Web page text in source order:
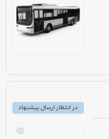
در انتظار ارسال پیشنهاد